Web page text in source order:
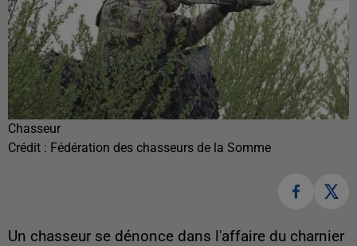
Chasseur
Crédit : Fédération des chasseurs de la Somme
Un chasseur se dénonce dans l'affaire du charnier